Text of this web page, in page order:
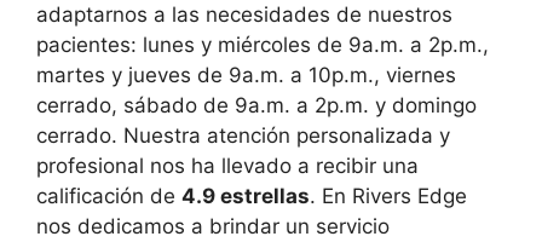
adaptarnos a las necesidades de nuestros
pacientes: lunes y miércoles de 9a.m. a 2p.m.,
martes y jueves de 9a.m. a 10p.m., viernes
cerrado, sábado de 9a.m. a 2p.m. y domingo
cerrado. Nuestra atención personalizada y
profesional nos ha llevado a recibir una
calificación de 4.9 estrellas. En Rivers Edge
nos dedicamos a brindar un servicio